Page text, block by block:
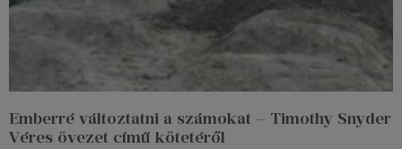
Emberré változtatni a számokat – Timothy Snyder
Véres övezet című kötetéről